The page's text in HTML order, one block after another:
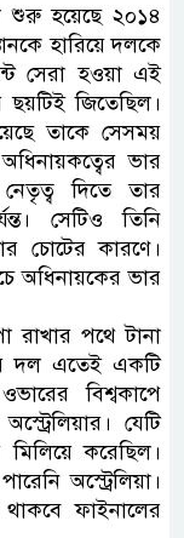
শুরু হয়েছে ২০১৪
হারিয়ে দলকে
সেরা হওয়া এই
ছয়টিই জিতেছিল।
তাকে সেসময়
ভার
দিতে তার
সেটিও তিনি
চোটের কারণে।
অধিনায়কের ভার
রাখার পথে টানা
দল এতেই একটি
বিশ্বকাপে
যেটি
করেছিল।
অস্ট্রেলিয়া।
ফাইনালের